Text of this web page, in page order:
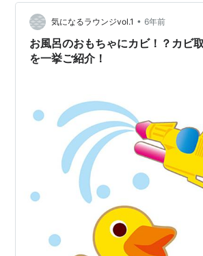
ないようにしています。 定番のアルフ
が好きな日本地図 100均で買った、壁に
ズ。 息子とお風呂に入るときは、のぼ
しつつ、アルファベ…
気になるラウンジvol.1 • 6年前
お風呂のおもちゃにカビ！？カビ
を一挙ご紹介！